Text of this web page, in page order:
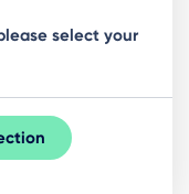
business
select your